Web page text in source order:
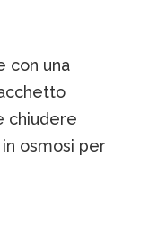
con una
chiudere
osmosi per